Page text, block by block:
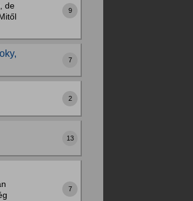
de
9
7
2
13
7